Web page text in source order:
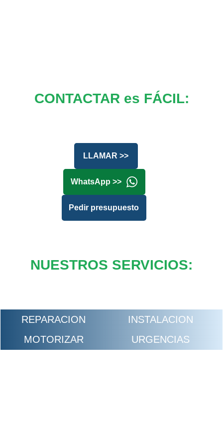
CONTACTAR es FÁCIL:
LLAMAR >>
WhatsApp >>
Pedir presupuesto
NUESTROS SERVICIOS:
REPARACION
INSTALACION
MOTORIZAR
URGENCIAS